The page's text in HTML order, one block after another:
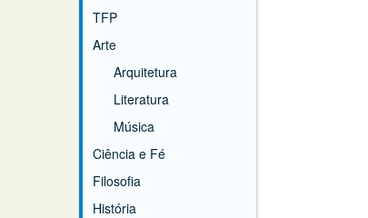
TFP
Arte
Arquitetura
Literatura
Música
Ciência e Fé
Filosofia
História